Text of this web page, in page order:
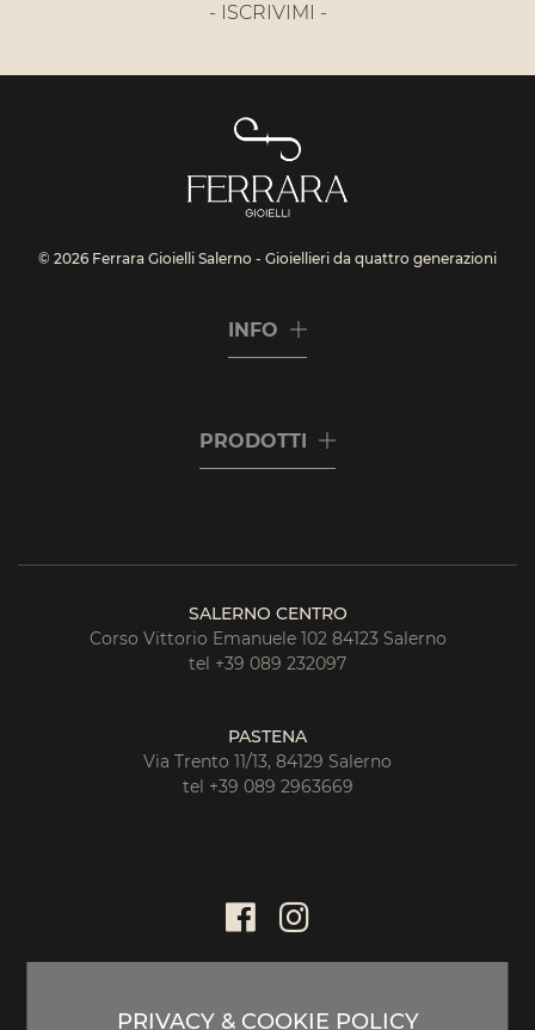
- ISCRIVIMI -
© 2026 Ferrara Gioielli Salerno - Gioiellieri da quattro generazioni
INFO
PRODOTTI
SALERNO CENTRO
Corso Vittorio Emanuele 102 84123 Salerno
tel +39 089 232097
PASTENA
Via Trento 11/13, 84129 Salerno
tel +39 089 2963669
PRIVACY & COOKIE POLICY